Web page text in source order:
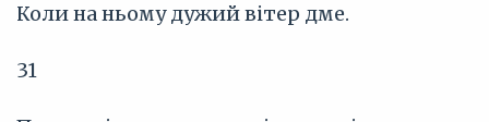
Коли на ньому дужий вітер дме.
31